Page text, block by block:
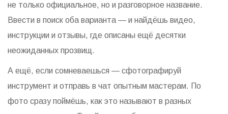
не только официальное, но и разговорное название.
Ввести в поиск оба варианта — и найдёшь видео,
инструкции и отзывы, где описаны ещё десятки
неожиданных прозвищ.
А ещё, если сомневаешься — сфотографируй
инструмент и отправь в чат опытным мастерам. По
фото сразу поймёшь, как это называют в разных